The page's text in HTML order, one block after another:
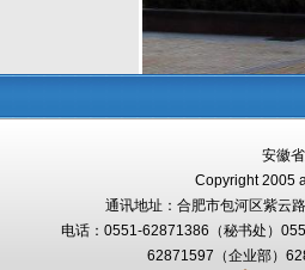
安徽
Copyright 2005
通讯地址： 合肥市包河区紫云
电话：0551-62871386（秘书处）
62871597（企业部）